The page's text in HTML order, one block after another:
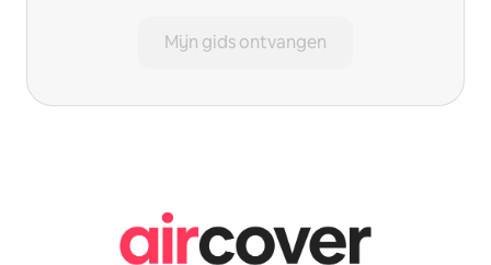
Mijn gids ontvangen